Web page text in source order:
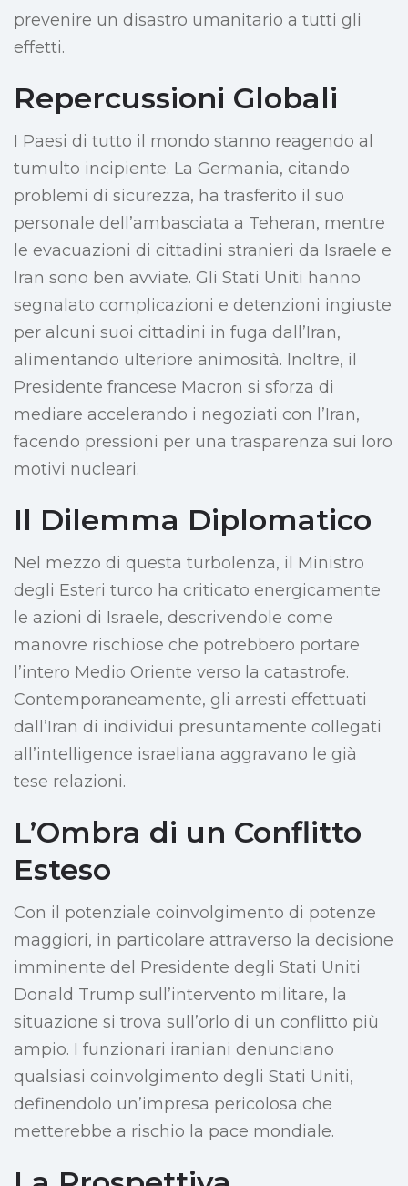
prevenire un disastro umanitario a tutti gli
effetti.
Repercussioni Globali
I Paesi di tutto il mondo stanno reagendo al
tumulto incipiente. La Germania, citando
problemi di sicurezza, ha trasferito il suo
personale dell’ambasciata a Teheran, mentre
le evacuazioni di cittadini stranieri da Israele e
Iran sono ben avviate. Gli Stati Uniti hanno
segnalato complicazioni e detenzioni ingiuste
per alcuni suoi cittadini in fuga dall’Iran,
alimentando ulteriore animosità. Inoltre, il
Presidente francese Macron si sforza di
mediare accelerando i negoziati con l’Iran,
facendo pressioni per una trasparenza sui loro
motivi nucleari.
Il Dilemma Diplomatico
Nel mezzo di questa turbolenza, il Ministro
degli Esteri turco ha criticato energicamente
le azioni di Israele, descrivendole come
manovre rischiose che potrebbero portare
l’intero Medio Oriente verso la catastrofe.
Contemporaneamente, gli arresti effettuati
dall’Iran di individui presuntamente collegati
all’intelligence israeliana aggravano le già
tese relazioni.
L’Ombra di un Conflitto
Esteso
Con il potenziale coinvolgimento di potenze
maggiori, in particolare attraverso la decisione
imminente del Presidente degli Stati Uniti
Donald Trump sull’intervento militare, la
situazione si trova sull’orlo di un conflitto più
ampio. I funzionari iraniani denunciano
qualsiasi coinvolgimento degli Stati Uniti,
definendolo un’impresa pericolosa che
metterebbe a rischio la pace mondiale.